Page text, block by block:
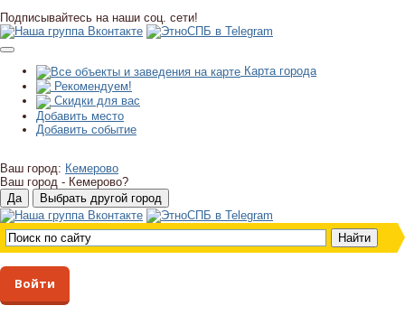
Подписывайтесь на наши соц. сети!
Карта города
Рекомендуем!
Скидки для вас
Добавить место
Добавить событие
Ваш город: Кемерово
Ваш город - Кемерово?
Войти